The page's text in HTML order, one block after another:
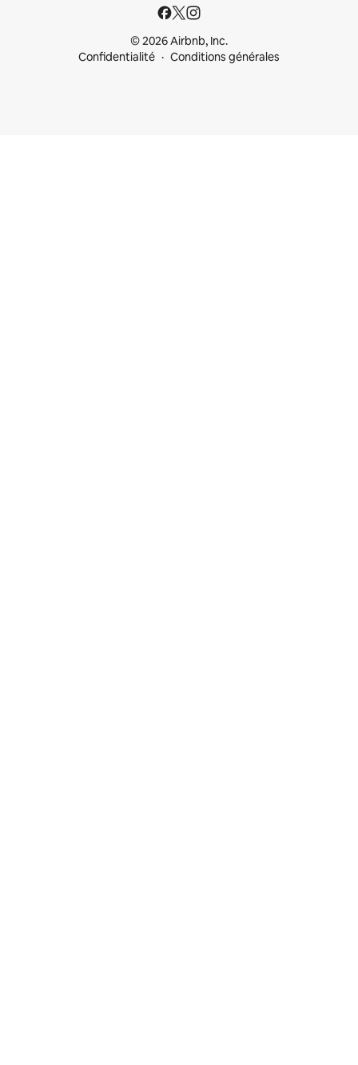
© 2026 Airbnb, Inc.
Confidentialité
Conditions générales